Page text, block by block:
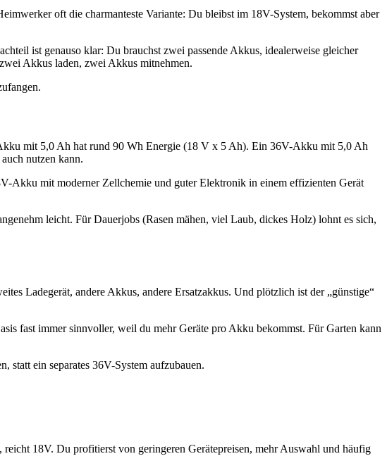
oft die charmanteste Variante: Du bleibst im 18V-System, bekommst aber
ist genauso klar: Du brauchst zwei passende Akkus, idealerweise gleicher
Akkus laden, zwei Akkus mitnehmen.
mit 5,0 Ah hat rund 90 Wh Energie (18 V x 5 Ah). Ein 36V-Akku mit 5,0 Ah
nutzen kann.
Akku mit moderner Zellchemie und guter Elektronik in einem effizienten Gerät
leicht. Für Dauerjobs (Rasen mähen, viel Laub, dickes Holz) lohnt es sich,
Ladegerät, andere Akkus, andere Ersatzakkus. Und plötzlich ist der „günstige“
fast immer sinnvoller, weil du mehr Geräte pro Akku bekommst. Für Garten kann
ein separates 36V-System aufzubauen.
18V. Du profitierst von geringeren Gerätepreisen, mehr Auswahl und häufig